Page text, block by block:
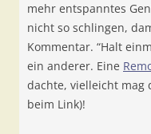
mehr entspanntes
nicht so schlingen,
Kommentar. “Halt
ein anderer. Eine
dachte, vielleicht mag
beim Link)!